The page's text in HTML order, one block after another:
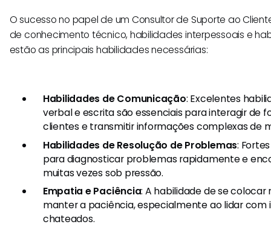
O sucesso no papel de um Consultor de Suporte ao
de conhecimento técnico, habilidades interpessoais e
estão as principais habilidades necessárias:
Habilidades de Comunicação: Excelentes
verbal e escrita são essenciais para interagir de
clientes e transmitir informações complexas de
Habilidades de Resolução de Problemas:
para diagnosticar problemas rapidamente e
muitas vezes sob pressão.
Empatia e Paciência: A habilidade de se colocar
manter a paciência, especialmente ao lidar com
chateados.